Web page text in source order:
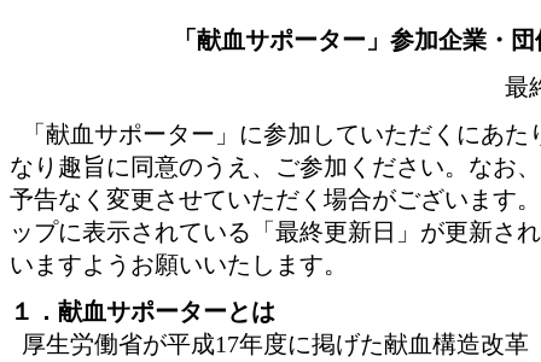
「献血サポーター」参加企業・
最
「献血サポーター」に参加していただくにあた
なり趣旨に同意のうえ、ご参加ください。なお
予告なく変更させていただく場合がございます
ップに表示されている「最終更新日」が更新さ
いますようお願いいたします。
１．献血サポーターとは
厚生労働省が平成17年度に掲げた献血構造改革